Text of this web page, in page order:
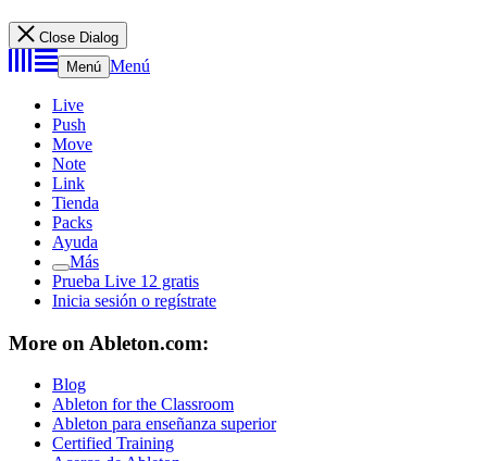
Close Dialog
Menú Menú
Live
Push
Move
Note
Link
Tienda
Packs
Ayuda
Más
Prueba Live 12 gratis
Inicia sesión o regístrate
More on Ableton.com:
Blog
Ableton for the Classroom
Ableton para enseñanza superior
Certified Training